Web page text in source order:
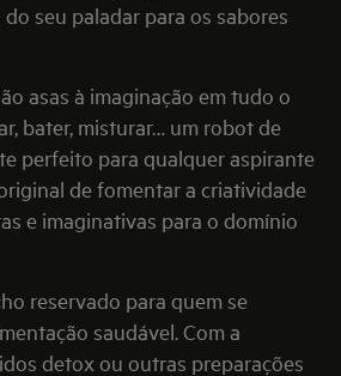
seu paladar para os sabores
asas à imaginação em tudo o
bater, misturar… um robot de
perfeito para qualquer aspirante
de fomentar a criatividade
e imaginativas para o domínio
reservado para quem se
saudável. Com a
detox ou outras preparações